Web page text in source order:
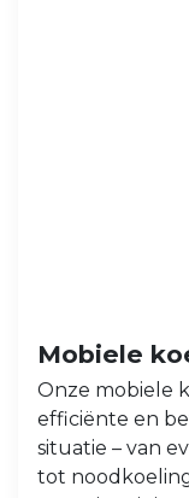
Mobiele
Onze mobiele
efficiënte en
situatie – van
tot